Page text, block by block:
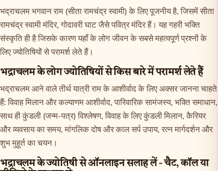
भद्राचलम भगवान राम (सीता रामचंद्र स्वामी) के लिए पूजनीय है, जिसमें सीता
रामचंद्र स्वामी मंदिर, गोदावरी घाट जैसे पवित्र मंदिर हैं। यह गहरी भक्ति
संस्कृति ही है जिसके कारण यहाँ के लोग जीवन के सबसे महत्वपूर्ण प्रश्नों के
लिए ज्योतिषियों से परामर्श लेते हैं।
भद्राचलम के लोग ज्योतिषियों से किस बारे में परामर्श लेते हैं
भद्राचलम आने वाले तीर्थ यात्री राम के आशीर्वाद के लिए अक्सर जानना चाहते
हैं: विवाह मिलान और कल्याणम आशीर्वाद, पारिवारिक सामंजस्य, भक्ति समाधान,
साथ ही कुंडली (जन्म-पत्र) विश्लेषण, विवाह के लिए कुंडली मिलान, कैरियर
और व्यवसाय का समय, मांगलिक दोष और काल सर्प उपाय, रत्न मार्गदर्शन और
शुभ मुहूर्त का चयन।
भद्राचलम के ज्योतिषी से ऑनलाइन सलाह लें - चैट, कॉल या